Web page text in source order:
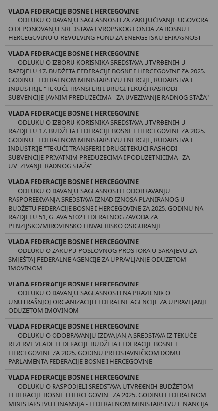
VLADA FEDERACIJE BOSNE I HERCEGOVINE
ODLUKU O DAVANJU SAGLASNOSTI ZA ZAKLJUČIVANJE UGOVORA
O DEPONOVANJU SREDSTAVA EVROPSKOG FONDA ZA BOSNU I
HERCEGOVINU U REVOLVING FOND ZA ENERGETSKU EFIKASNOST
VLADA FEDERACIJE BOSNE I HERCEGOVINE
ODLUKU O IZBORU KORISNIKA SREDSTAVA UTVRĐENIH U
RAZDJELU 17. BUDŽETA FEDERACIJE BOSNE I HERCEGOVINE ZA 2025.
GODINU FEDERALNOM MINISTARSTVU ENERGIJE, RUDARSTVA I
INDUSTRIJE "TEKUĆI TRANSFERI I DRUGI TEKUĆI RASHODI -
SUBVENCIJE JAVNIM PREDUZEĆIMA - ZA UVEZIVANJE RADNOG STAŽA"
VLADA FEDERACIJE BOSNE I HERCEGOVINE
ODLUKU O IZBORU KORISNIKA SREDSTAVA UTVRĐENIH U
RAZDJELU 17. BUDŽETA FEDERACIJE BOSNE I HERCEGOVINE ZA 2025.
GODINU FEDERALNOM MINISTARSTVU ENERGIJE, RUDARSTVA I
INDUSTRIJE "TEKUĆI TRANSFERI I DRUGI TEKUĆI RASHODI -
SUBVENCIJE PRIVATNIM PREDUZEĆIMA I PODUZETNICIMA - ZA
UVEZIVANJE RADNOG STAŽA"
VLADA FEDERACIJE BOSNE I HERCEGOVINE
ODLUKU O DAVANJU SAGLASNOSTI I ODOBRAVANJU
RASPOREĐIVANJA SREDSTAVA IZNAD IZNOSA PLANIRANOG U
BUDŽETU FEDERACIJE BOSNE I HERCEGOVINE ZA 2025. GODINU NA
RAZDJELU 51, GLAVA 5102 FEDERALNOG ZAVODA ZA
PENZIJSKO/MIROVINSKO I INVALIDSKO OSIGURANJE
VLADA FEDERACIJE BOSNE I HERCEGOVINE
ODLUKU O ZAKUPU POSLOVNOG PROSTORA U SARAJEVU ZA
SMJEŠTAJ FEDERALNE AGENCIJE ZA UPRAVLJANJE ODUZETOM
IMOVINOM
VLADA FEDERACIJE BOSNE I HERCEGOVINE
ODLUKU O DAVANJU SAGLASNOSTI NA PRAVILNIK O
UNUTRAŠNJOJ ORGANIZACIJI FEDERALNE AGENCIJE ZA UPRAVLJANJE
ODUZETOM IMOVINOM
VLADA FEDERACIJE BOSNE I HERCEGOVINE
ODLUKU O ODOBRAVANJU IZDVAJANJA SREDSTAVA IZ TEKUĆE
REZERVE VLADE FEDERACIJE BUDŽETA FEDERACIJE BOSNE I
HERCEGOVINE ZA 2025. GODINU PREDSTAVNIČKOM DOMU
PARLAMENTA FEDERACIJE BOSNE I HERCEGOVINE
VLADA FEDERACIJE BOSNE I HERCEGOVINE
ODLUKU O RASPODJELI SREDSTAVA UTVRĐENIH BUDŽETOM
FEDERACIJE BOSNE I HERCEGOVINE ZA 2025. GODINU FEDERALNOM
MINISTARSTVU FINANSIJA - FEDERALNOM MINISTARSTVU FINANCIJA